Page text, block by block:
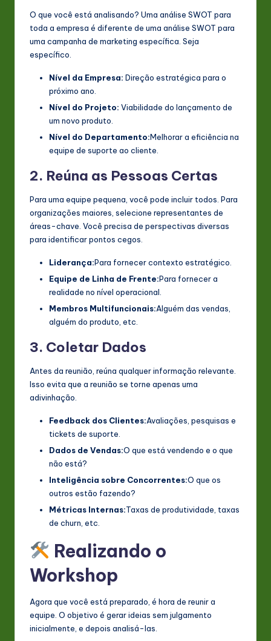
O que você está analisando? Uma análise SWOT para
toda a empresa é diferente de uma análise SWOT para
uma campanha de marketing específica. Seja
específico.
Nível da Empresa: Direção estratégica para o
próximo ano.
Nível do Projeto: Viabilidade do lançamento de
um novo produto.
Nível do Departamento:Melhorar a eficiência na
equipe de suporte ao cliente.
2. Reúna as Pessoas Certas
Para uma equipe pequena, você pode incluir todos. Para
organizações maiores, selecione representantes de
áreas-chave. Você precisa de perspectivas diversas
para identificar pontos cegos.
Liderança:Para fornecer contexto estratégico.
Equipe de Linha de Frente:Para fornecer a
realidade no nível operacional.
Membros Multifuncionais:Alguém das vendas,
alguém do produto, etc.
3. Coletar Dados
Antes da reunião, reúna qualquer informação relevante.
Isso evita que a reunião se torne apenas uma
adivinhação.
Feedback dos Clientes:Avaliações, pesquisas e
tickets de suporte.
Dados de Vendas:O que está vendendo e o que
não está?
Inteligência sobre Concorrentes:O que os
outros estão fazendo?
Métricas Internas:Taxas de produtividade, taxas
de churn, etc.
Realizando o
Workshop
Agora que você está preparado, é hora de reunir a
equipe. O objetivo é gerar ideias sem julgamento
inicialmente, e depois analisá-las.